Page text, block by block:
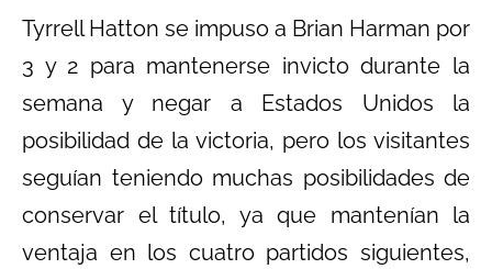
Tyrrell Hatton se impuso a Brian Harman por
3 y 2 para mantenerse invicto durante la
semana y negar a Estados Unidos la
posibilidad de la victoria, pero los visitantes
seguían teniendo muchas posibilidades de
conservar el título, ya que mantenían la
ventaja en los cuatro partidos siguientes,